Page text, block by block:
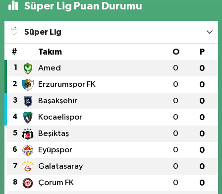
Süper Lig Puan Durumu
Süper Lig
# Takım O P
1 Amed 0 0
2 Erzurumspor FK 0 0
3 Başakşehir 0 0
4 Kocaelispor 0 0
5 Beşiktaş 0 0
6 Eyüpspor 0 0
7 Galatasaray 0 0
8 Çorum FK 0 0